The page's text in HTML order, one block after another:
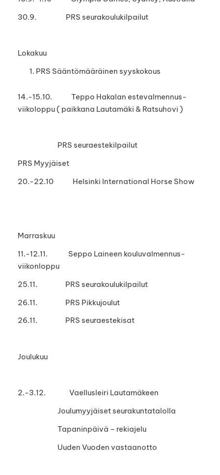
30.9. PRS seurakoulukilpailut
Lokakuu
PRS Sääntömääräinen syyskokous
14.-15.10. Teppo Hakalan estevalmennus-
viikoloppu ( paikkana Lautamäki & Ratsuhovi )
PRS seuraestekilpailut
PRS Myyjäiset
20.-22.10 Helsinki International Horse Show
Marraskuu
11.-12.11. Seppo Laineen kouluvalmennus-
viikonloppu
25.11. PRS seurakoulukilpailut
26.11. PRS Pikkujoulut
26.11. PRS seuraestekisat
Joulukuu
2.-3.12. Vaellusleiri Lautamäkeen
Joulumyyjäiset seurakuntatalolla
Tapaninpäivä – rekiajelu
Uuden Vuoden vastaanotto